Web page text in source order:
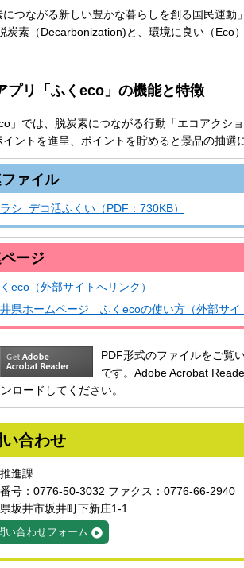
につながる新しい豊かな暮らしを創る国民運
炭素（Decarbonization)と、環境に良い（Eco
プリ「ふくeco」の機能と特徴
」では、脱炭素につながる行動「エコアクシ
ントを進呈、ポイントを貯めると景品の抽選
ァイル
シ_デコ活ふくい（PDF：730KB）
ージ
eco（外部サイトへリンク）
県ホームページ ふくecoの使い方（外部サイ
PDF形式のファイルをご覧
です。Adobe Acrobat
ロードしてください。
合わせ
進課
号：0776-50-3032 ファクス：0776-66-2940
坂井市坂井町下新庄1-1
い合わせフォーム